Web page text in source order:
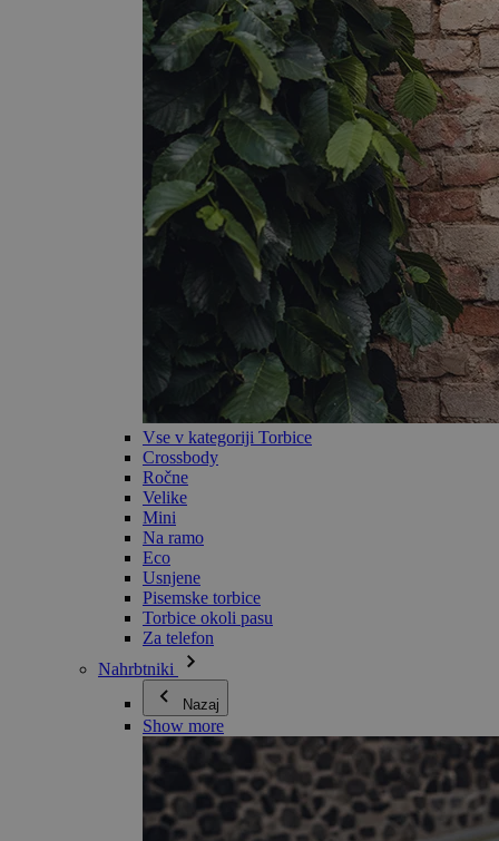
Vse v kategoriji Torbice
Crossbody
Ročne
Velike
Mini
Na ramo
Eco
Usnjene
Pisemske torbice
Torbice okoli pasu
Za telefon
Nahrbtniki
Nazaj
Show more